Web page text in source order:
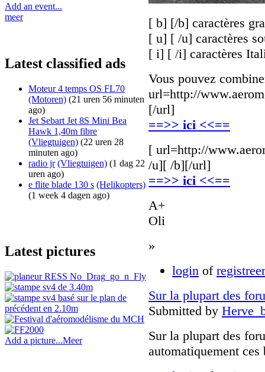
Add an event...
meer
Latest classified ads
Moteur 4 temps OS FL70
(Motoren) (21 uren 56 minuten
ago)
Jet Sebart Jet 8S Mini Bea
Hawk 1,40m fibre
(Vliegtuigen) (22 uren 28
minuten ago)
radio jr (Vliegtuigen) (1 dag 22
uren ago)
e flite blade 130 s (Helikopters)
(1 week 4 dagen ago)
Latest pictures
Add a picture...Meer
[ b] [/b] caractères
[ u] [ /u] caractères
[ i] [ /i] caractères
Vous pouvez
url=http://
[/url]
==>> ici <<==
[ url=http://
/u][ /b][/url]
==>> ici <<==
A+
Oli
»
login of registreer
Sur la plupart des
Submitted by
Sur la plupart des
automatiquement